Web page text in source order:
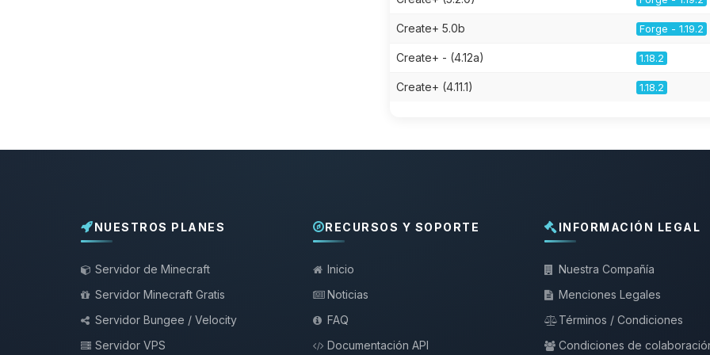
Create+ 5.0b Forge - 1.19.2
Create+ - (4.12a) 1.18.2
Create+ (4.11.1) 1.18.2
NUESTROS PLANES
Servidor de Minecraft
Servidor Minecraft Gratis
Servidor Bungee / Velocity
Servidor VPS
RECURSOS Y SOPORTE
Inicio
Noticias
FAQ
Documentación API
INFORMACIÓN LEGAL
Nuestra Compañía
Menciones Legales
Términos / Condiciones
Condiciones de